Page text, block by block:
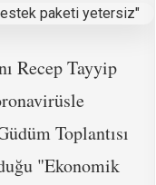
Recep Tayyip
Toplantısı
"Ekonomik